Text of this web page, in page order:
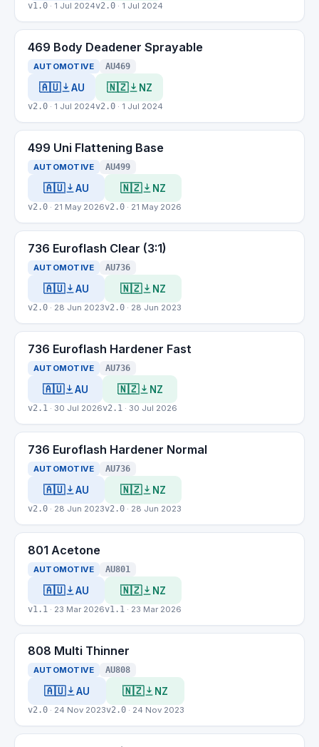
v1.0 · 1 Jul 2024v2.0 · 1 Jul 2024
469 Body Deadener Sprayable
AUTOMOTIVE AU469
🇦🇺 AU
v2.0 · 1 Jul 2024
🇳🇿 NZ
v2.0 · 1 Jul 2024
499 Uni Flattening Base
AUTOMOTIVE AU499
🇦🇺 AU
v2.0 · 21 May 2026
🇳🇿 NZ
v2.0 · 21 May 2026
736 Euroflash Clear (3:1)
AUTOMOTIVE AU736
🇦🇺 AU
v2.0 · 28 Jun 2023
🇳🇿 NZ
v2.0 · 28 Jun 2023
736 Euroflash Hardener Fast
AUTOMOTIVE AU736
🇦🇺 AU
v2.1 · 30 Jul 2026
🇳🇿 NZ
v2.1 · 30 Jul 2026
736 Euroflash Hardener Normal
AUTOMOTIVE AU736
🇦🇺 AU
v2.0 · 28 Jun 2023
🇳🇿 NZ
v2.0 · 28 Jun 2023
801 Acetone
AUTOMOTIVE AU801
🇦🇺 AU
v1.1 · 23 Mar 2026
🇳🇿 NZ
v1.1 · 23 Mar 2026
808 Multi Thinner
AUTOMOTIVE AU808
🇦🇺 AU
v2.0 · 24 Nov 2023
🇳🇿 NZ
v2.0 · 24 Nov 2023